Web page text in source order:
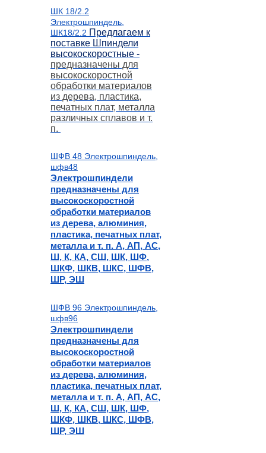
ШК 18/2.2
Электрошпиндель,
ШК18/2.2 Предлагаем к
поставке Шпиндели
высокоскоростные -
предназначены для
высокоскоростной
обработки материалов
из дерева, пластика,
печатных плат, металла
различных сплавов и т.
п.
ШФВ 48 Электрошпиндель,
шфв48
Электрошпиндели
предназначены для
высокоскоростной
обработки материалов
из дерева, алюминия,
пластика, печатных плат,
металла и т. п. А, АП, АС,
Ш, К, КА, СШ, ШК, ШФ,
ШКФ, ШКВ, ШКС, ШФВ,
ШР, ЭШ
ШФВ 96 Электрошпиндель,
шфв96
Электрошпиндели
предназначены для
высокоскоростной
обработки материалов
из дерева, алюминия,
пластика, печатных плат,
металла и т. п. А, АП, АС,
Ш, К, КА, СШ, ШК, ШФ,
ШКФ, ШКВ, ШКС, ШФВ,
ШР, ЭШ